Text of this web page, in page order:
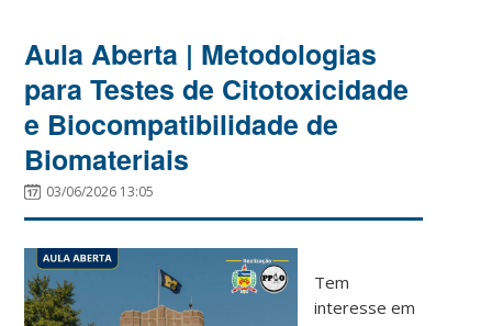
Aula Aberta | Metodologias
para Testes de Citotoxicidade
e Biocompatibilidade de
Biomateriais
03/06/2026 13:05
Tem
interesse em